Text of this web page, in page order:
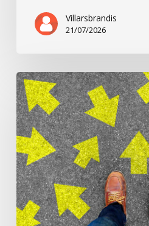
Villarsbrandis
21/07/2026
Ça
commence
pour…
André
B.